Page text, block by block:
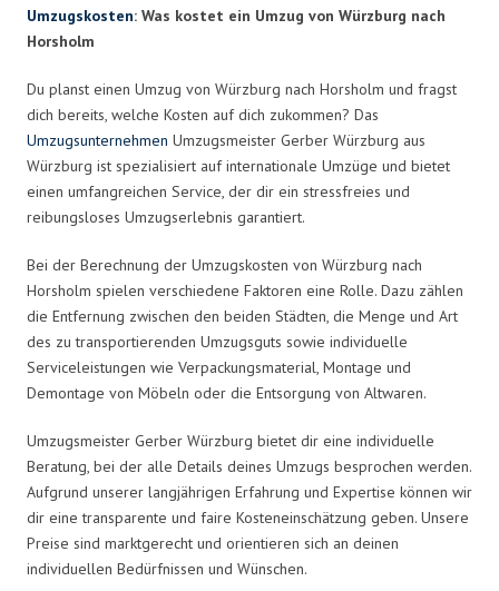
Umzugskosten: Was kostet ein Umzug von Würzburg nach
Horsholm
Du planst einen Umzug von Würzburg nach Horsholm und fragst
dich bereits, welche Kosten auf dich zukommen? Das
Umzugsunternehmen Umzugsmeister Gerber Würzburg aus
Würzburg ist spezialisiert auf internationale Umzüge und bietet
einen umfangreichen Service, der dir ein stressfreies und
reibungsloses Umzugserlebnis garantiert.
Bei der Berechnung der Umzugskosten von Würzburg nach
Horsholm spielen verschiedene Faktoren eine Rolle. Dazu zählen
die Entfernung zwischen den beiden Städten, die Menge und Art
des zu transportierenden Umzugsguts sowie individuelle
Serviceleistungen wie Verpackungsmaterial, Montage und
Demontage von Möbeln oder die Entsorgung von Altwaren.
Umzugsmeister Gerber Würzburg bietet dir eine individuelle
Beratung, bei der alle Details deines Umzugs besprochen werden.
Aufgrund unserer langjährigen Erfahrung und Expertise können wir
dir eine transparente und faire Kosteneinschätzung geben. Unsere
Preise sind marktgerecht und orientieren sich an deinen
individuellen Bedürfnissen und Wünschen.